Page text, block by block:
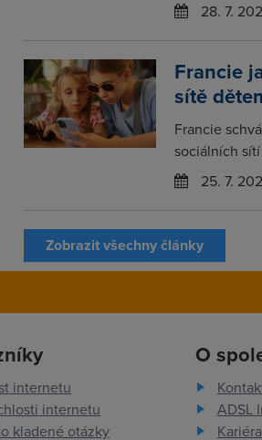
28. 7.
Francie
sítě
Francie
sociálních
25. 7.
Zobrazit všechny články
internetu
internetu
kladené otázky
O
ADSL
Kariéra